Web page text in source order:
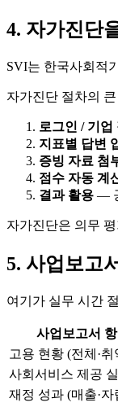
4. 자가진단
SVI는 한국사회적
자가진단 절차의 큰
로그인 / 기업
지표별 답변
증빙 자료 첨
점수 자동 계
결과 활용 —
자가진단은 의무
5. 사업보고
여기가 실무 시간
사업보고서
고용 현황 (전체·
사회서비스 제공
재정 성과 (매출·자